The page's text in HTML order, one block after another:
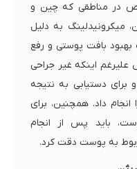
در مناطقی که چین و
میکرونیدلینگ به دلیل
بافت پوستی و رفع
اینکه غیر جراحی
برای دستیابی به نتیجه
انجام داد. همچنین، برای
باید پس از انجام
به پوست دقت کرد.